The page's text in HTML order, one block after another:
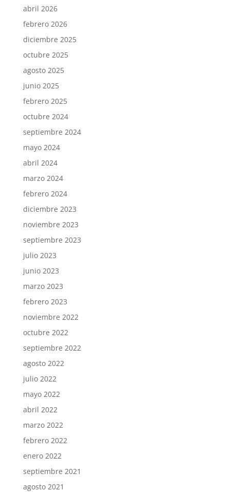
abril 2026
febrero 2026
diciembre 2025
octubre 2025
agosto 2025
junio 2025
febrero 2025
octubre 2024
septiembre 2024
mayo 2024
abril 2024
marzo 2024
febrero 2024
diciembre 2023
noviembre 2023
septiembre 2023
julio 2023
junio 2023
marzo 2023
febrero 2023
noviembre 2022
octubre 2022
septiembre 2022
agosto 2022
julio 2022
mayo 2022
abril 2022
marzo 2022
febrero 2022
enero 2022
septiembre 2021
agosto 2021